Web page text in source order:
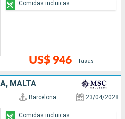
US$ 946 +Tasas
Comidas incluidas
MALTA
Barcelona 23/04/2028
Comidas incluidas